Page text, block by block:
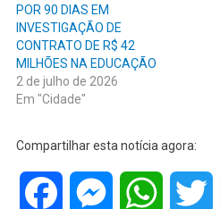
POR 90 DIAS EM
INVESTIGAÇÃO DE
CONTRATO DE R$ 42
MILHÕES NA EDUCAÇÃO
2 de julho de 2026
Em "Cidade"
Compartilhar esta notícia agora:
Facebook MessengerWhatsApp